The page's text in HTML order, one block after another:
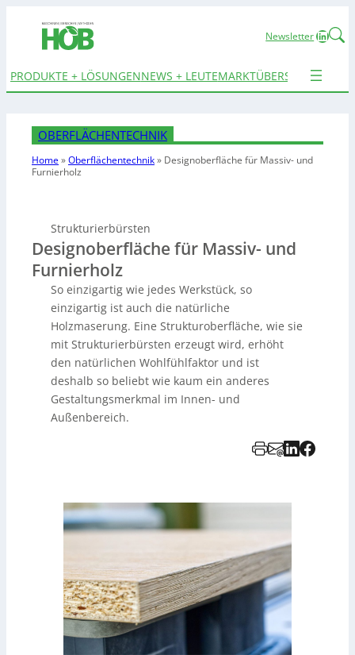
Newsletter
PRODUKTE + LÖSUNGENNEWS + LEUTEMARKTÜBERSICHTEN
OBERFLÄCHENTECHNIK
Home»Oberflächentechnik» Designoberfläche für Massiv- und
Furnierholz
Strukturierbürsten
Designoberfläche für Massiv- und
Furnierholz
So einzigartig wie jedes Werkstück, so
einzigartig ist auch die natürliche
Holzmaserung. Eine Strukturoberfläche, wie sie
mit Strukturierbürsten erzeugt wird, erhöht
den natürlichen Wohlfühlfaktor und ist
deshalb so beliebt wie kaum ein anderes
Gestaltungsmerkmal im Innen- und
Außenbereich.